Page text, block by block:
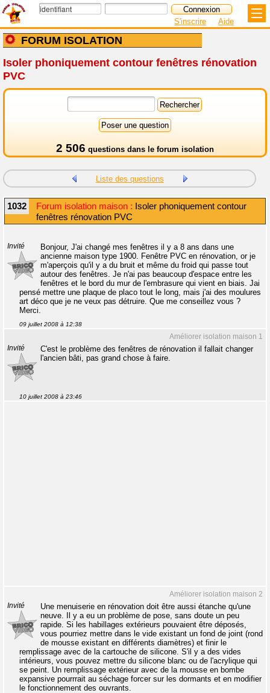
FORUM ISOLATION
S'inscrire Aide
Isoler phoniquement contour fenêtres rénovation
PVC
2 506 questions dans le forum isolation
Liste des questions
1032 Forum isolation maison : Isoler phoniquement contour
fenêtres rénovation PVC
Invité
Bonjour, J'ai changé mes fenêtres il y a 8 ans dans une
ancienne maison type 1900. Fenêtre PVC en rénovation, or je
m'aperçois qu'il y a du bruit et même du froid qui passe tout
autour des fenêtres. Je n'ai pas beaucoup d'espace entre les
fenêtres et le bord du mur de l'embrasure qui vient en biais. Jai
pensé mettre une plaque de placo tout le long, mais j'ai des moulures
art déco que je ne veux pas détruire. Que me conseillez vous ?
Merci.
09 juillet 2008 à 12:38
Améliorer isolation maison 1
Invité
C'est le problème des fenêtres de rénovation il fallait changer
l'ancien bâti, pas grand chose à faire.
10 juillet 2008 à 23:46
Améliorer isolation maison 2
Invité
Une menuiserie en rénovation doit être aussi étanche qu'une
neuve. Il y a eu un problème de pose, sans doute un peu
rapide. Si les habillages extérieurs pouvaient être déposés,
vous pourriez mettre dans le vide existant un fond de joint (rond
de mousse existant en différents diamètres) et finir le
remplissage avec de la cartouche de silicone. S'il y a des vides
intérieurs, vous pouvez mettre du silicone blanc ou de l'acrylique qui
se peint. Un remplissage extérieur avec de la mousse en bombe
expansive pourrrait au séchage forcer sur les dormants et en modifier
le fonctionnement des ouvrants.